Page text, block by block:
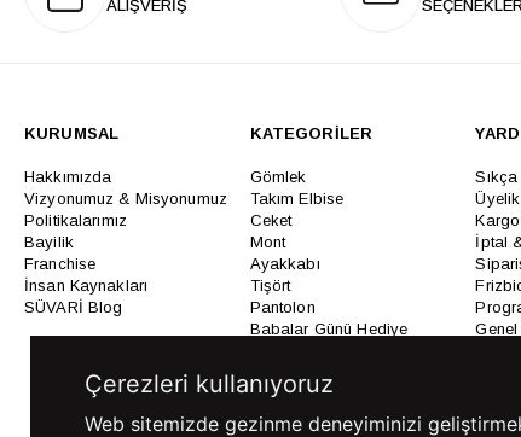
ALIŞVERİŞ
KURUMSAL
Hakkımızda
Vizyonumuz & Misyonumuz
Politikalarımız
Bayilik
Franchise
İnsan Kaynakları
SÜVARİ Blog
KATEGORİLER
Gömlek
Takım Elbise
Ceket
Mont
Ayakkabı
Tişört
Pantolon
Babalar Günü Hediye
Mezuniyet Kıyafetleri
İptal
Çerezleri kullanıyoruz
Web sitemizde gezinme deneyiminizi